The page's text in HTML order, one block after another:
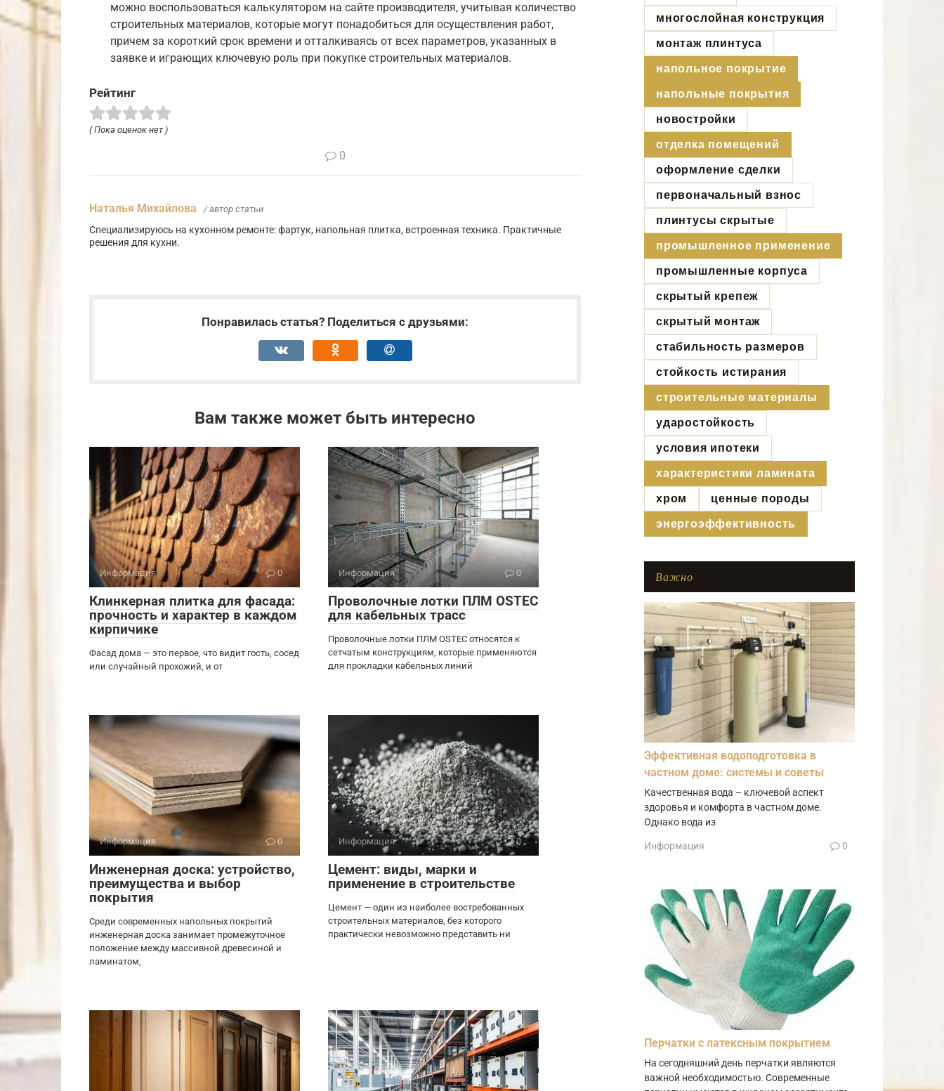
можно воспользоваться калькулятором на сайте производителя, учитывая количество
строительных материалов, которые могут понадобиться для осуществления работ,
причем за короткий срок времени и отталкиваясь от всех параметров, указанных в
заявке и играющих ключевую роль при покупке строительных материалов.
Рейтинг
( Пока оценок нет )
0
Наталья Михайлова / автор статьи
Специализируюсь на кухонном ремонте: фартук, напольная плитка, встроенная техника. Практичные
решения для кухни.
Понравилась статья? Поделиться с друзьями:
Вам также может быть интересно
Информация 0
Клинкерная плитка для фасада:
прочность и характер в каждом
кирпичике
Фасад дома — это первое, что видит гость, сосед
или случайный прохожий, и от
Информация 0
Проволочные лотки ПЛМ OSTEC
для кабельных трасс
Проволочные лотки ПЛМ OSTEC относятся к
сетчатым конструкциям, которые применяются
для прокладки кабельных линий
Информация 0
Инженерная доска: устройство,
преимущества и выбор
покрытия
Среди современных напольных покрытий
инженерная доска занимает промежуточное
положение между массивной древесиной и
ламинатом,
Информация 0
Цемент: виды, марки и
применение в строительстве
Цемент — один из наиболее востребованных
строительных материалов, без которого
практически невозможно представить ни
многослойная конструкция
монтаж плинтуса
напольное покрытие
напольные покрытия
новостройки
отделка помещений
оформление сделки
первоначальный взнос
плинтусы скрытые
промышленное применение
промышленные корпуса
скрытый крепеж
скрытый монтаж
стабильность размеров
стойкость истирания
строительные материалы
ударостойкость
условия ипотеки
характеристики ламината
хром ценные породы
энергоэффективность
Важно
Эффективная водоподготовка в
частном доме: системы и советы
Качественная вода – ключевой аспект
здоровья и комфорта в частном доме.
Однако вода из
Информация 0
Перчатки с латексным покрытием
На сегодняшний день перчатки являются
важной необходимостью. Современные